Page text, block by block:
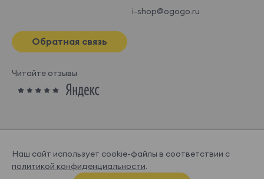
i-shop@ogogo.ru
Обратная связь
Читайте отзывы
© OGOGOHOME, 2026
Наш сайт использует cookie-файлы в соответствии с
политикой конфиденциальности.